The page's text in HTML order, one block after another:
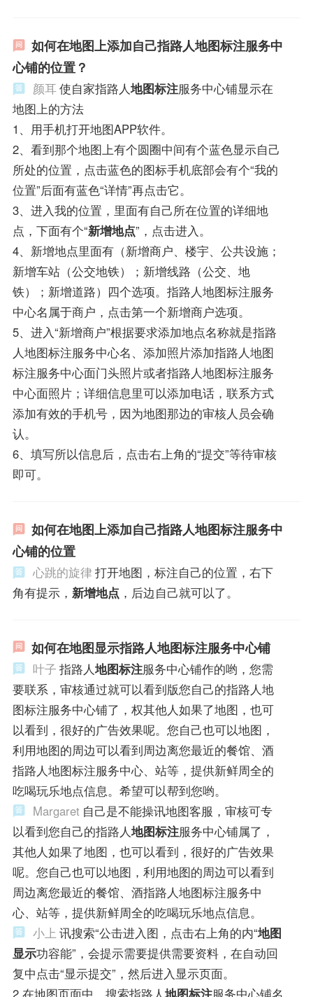
如何在地图上添加自己指路人地图标注服务中
心铺的位置？
颜耳使自家指路人地图标注服务中心铺显示在
地图上的方法
1、用手机打开地图APP软件。
2、看到那个地图上有个圆圈中间有个蓝色显示自己
所处的位置，点击蓝色的图标手机底部会有个“我的
位置”后面有蓝色“详情”再点击它。
3、进入我的位置，里面有自己所在位置的详细地
点，下面有个“新增地点”，点击进入。
4、新增地点里面有（新增商户、楼宇、公共设施；
新增车站（公交地铁）；新增线路（公交、地
铁）；新增道路）四个选项。指路人地图标注服务
中心名属于商户，点击第一个新增商户选项。
5、进入“新增商户”根据要求添加地点名称就是指路
人地图标注服务中心名、添加照片添加指路人地图
标注服务中心面门头照片或者指路人地图标注服务
中心面照片；详细信息里可以添加电话，联系方式
添加有效的手机号，因为地图那边的审核人员会确
认。
6、填写所以信息后，点击右上角的“提交”等待审核
即可。
如何在地图上添加自己指路人地图标注服务中
心铺的位置
心跳的旋律打开地图，标注自己的位置，右下
角有提示， 新增地点 ，后边自己就可以了。
如何在地图显示指路人地图标注服务中心铺
叶子 指路人地图标注服务中心铺作的哟，您需
要联系，审核通过就可以看到版您自己的指路人地
图标注服务中心铺了，权其他人如果了地图，也可
以看到，很好的广告效果呢。您自己也可以地图，
利用地图的周边可以看到周边离您最近的餐馆、酒
指路人地图标注服务中心、站等，提供新鲜周全的
吃喝玩乐地点信息。希望可以帮到您哟。
Margaret 自己是不能操讯地图客服，审核可专
以看到您自己的指路人地图标注服务中心铺属了，
其他人如果了地图，也可以看到，很好的广告效果
呢。您自己也可以地图，利用地图的周边可以看到
周边离您最近的餐馆、酒指路人地图标注服务中
心、站等，提供新鲜周全的吃喝玩乐地点信息。
小上 讯搜索“公击进入图，点击右上角的内“地图
显示功容能”，会提示需要提供需要资料，在自动回
复中点击“显示提交”，然后进入显示页面。
2.在地图页面中，搜索指路人 地图标注服务中心铺名